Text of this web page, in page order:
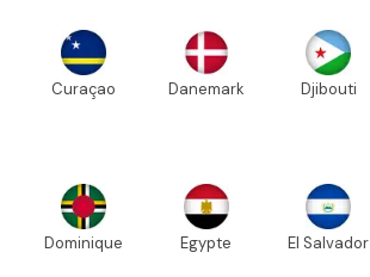
Curaçao Danemark Djibouti
Dominique Egypte El Salvador